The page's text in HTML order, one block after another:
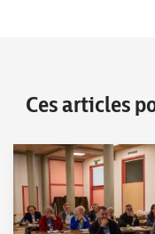
Ces articles